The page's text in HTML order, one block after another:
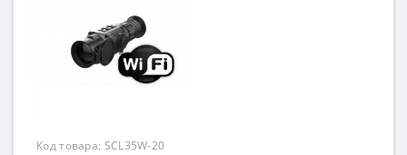
Код товара: SCL35W-20